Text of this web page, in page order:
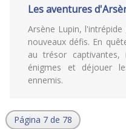
Les aventures
Arsène Lupin,
nouveaux défis. En
au trésor captivantes,
énigmes et déjouer
ennemis.
Página 7 de 78